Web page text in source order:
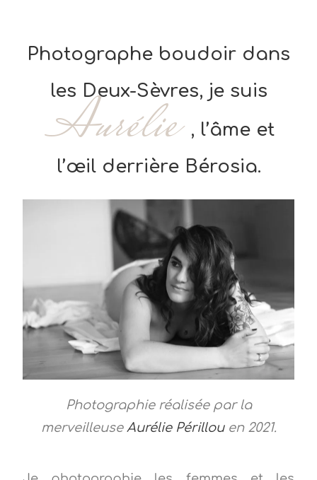
Photographe boudoir dans
les Deux-Sèvres, je suis
Aurélie , l’âme et
l’œil derrière Bérosia.
Photographie réalisée par la
merveilleuse Aurélie Périllouen 2021.